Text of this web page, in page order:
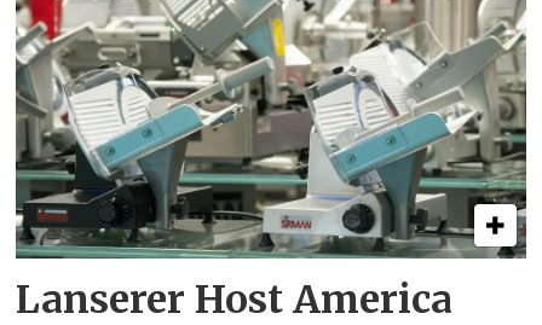
Lanserer Host America